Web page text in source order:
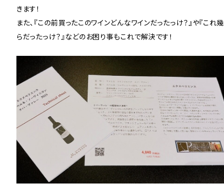
きます！
また、『この前買ったこのワインどんなワインだったっけ？』や『これ幾
らだったっけ？』などのお困り事もこれで解決です！